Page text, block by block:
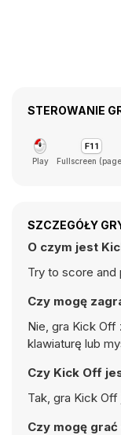
STEROWANIE
Play Fullscreen
SZCZEGÓŁY
O czym jest
Try to score and
Czy mogę
Nie, gra Kick Off
klawiaturę lub
Czy Kick Off
Tak, gra Kick
Czy mogę